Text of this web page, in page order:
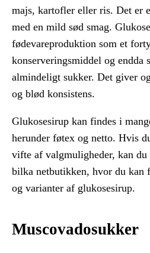
majs, kartofler eller ris. Det er
med en mild sød smag.
fødevareproduktion som et
konserveringsmiddel og endda
almindeligt sukker. Det giver
og blød konsistens.
Glukosesirup kan findes i
herunder føtex og netto. Hvis
vifte af valgmuligheder, kan du
bilka netbutikken, hvor du
og varianter af glukosesirup.
Muscovadosukker